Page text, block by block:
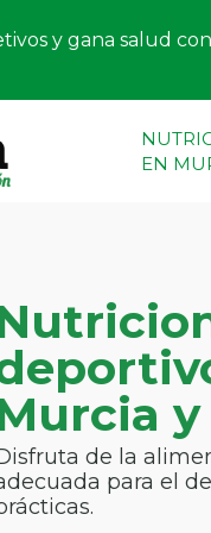
y gana salud con
EN
de la
para el